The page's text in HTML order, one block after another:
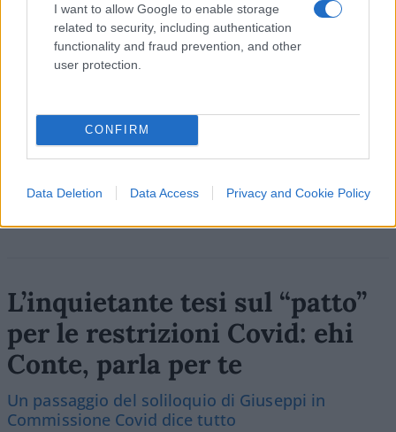
I want to allow Google to enable storage
related to security, including authentication
functionality and fraud prevention, and other
user protection.
CONFIRM
Data Deletion Data Access Privacy and Cookie Policy
SEDUTE SATIRICHE
L’inquietante tesi sul “patto”
per le restrizioni Covid: ehi
Conte, parla per te
Un passaggio del soliloquio di Giuseppi in
Commissione Covid dice tutto